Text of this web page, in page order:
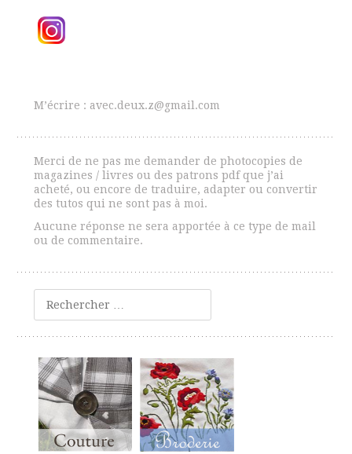
M’écrire : avec.deux.z@gmail.com
Merci de ne pas me demander de photocopies de
magazines / livres ou des patrons pdf que j’ai
acheté, ou encore de traduire, adapter ou convertir
des tutos qui ne sont pas à moi.
Aucune réponse ne sera apportée à ce type de mail
ou de commentaire.
Rechercher